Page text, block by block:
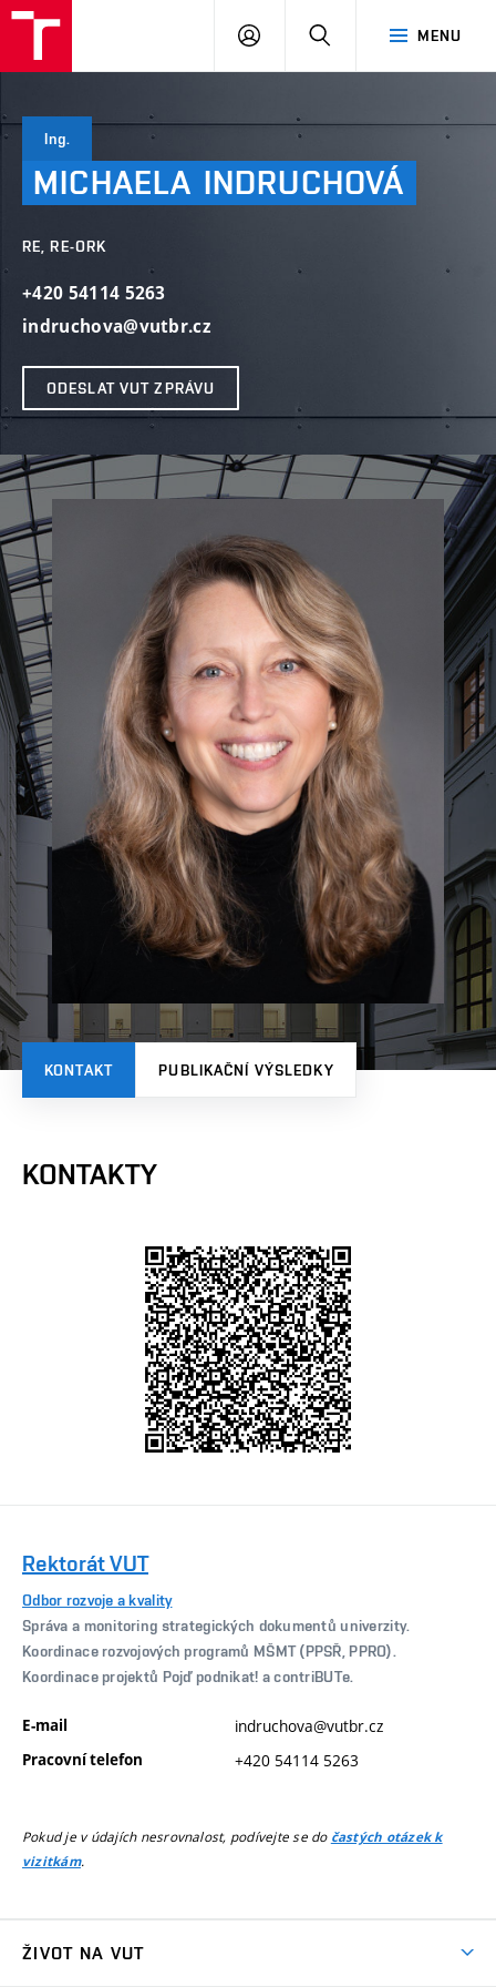
MENU
PŘIHLÁSIT
Ing.
MICHAELA INDRUCHOVÁ
RE, RE-ORK
+420 54114 5263
indruchova@vutbr.cz
ODESLAT VUT ZPRÁVU
KONTAKT PUBLIKAČNÍ VÝSLEDKY
KONTAKTY
Rektorát VUT
Odbor rozvoje a kvality
Správa a monitoring strategických dokumentů univerzity.
Koordinace rozvojových programů MŠMT (PPSŘ, PPRO).
Koordinace projektů Pojď podnikat! a contriBUTe.
E-mail indruchova@vutbr.cz
Pracovní telefon +420 54114 5263
Pokud je v údajích nesrovnalost, podívejte se do častých otázek k
vizitkám.
ŽIVOT NA VUT